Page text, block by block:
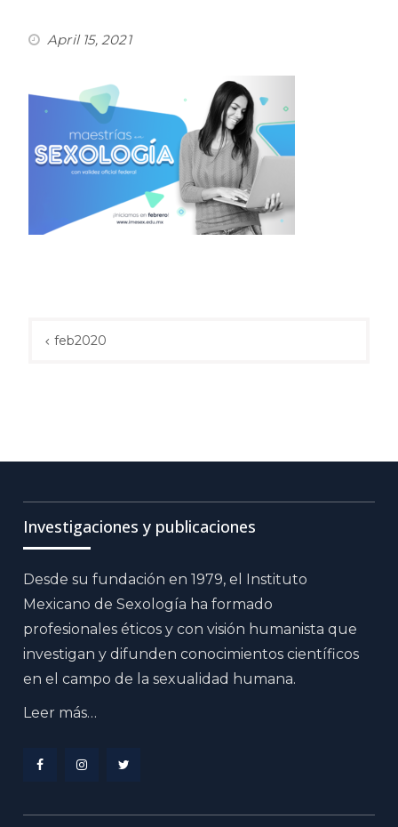
April 15, 2021
navigation
feb2020
Investigaciones y publicaciones
Desde su fundación en 1979, el Instituto
Mexicano de Sexología ha formado
profesionales éticos y con visión humanista que
investigan y difunden conocimientos científicos
en el campo de la sexualidad humana.
Leer más…
Item Item Item